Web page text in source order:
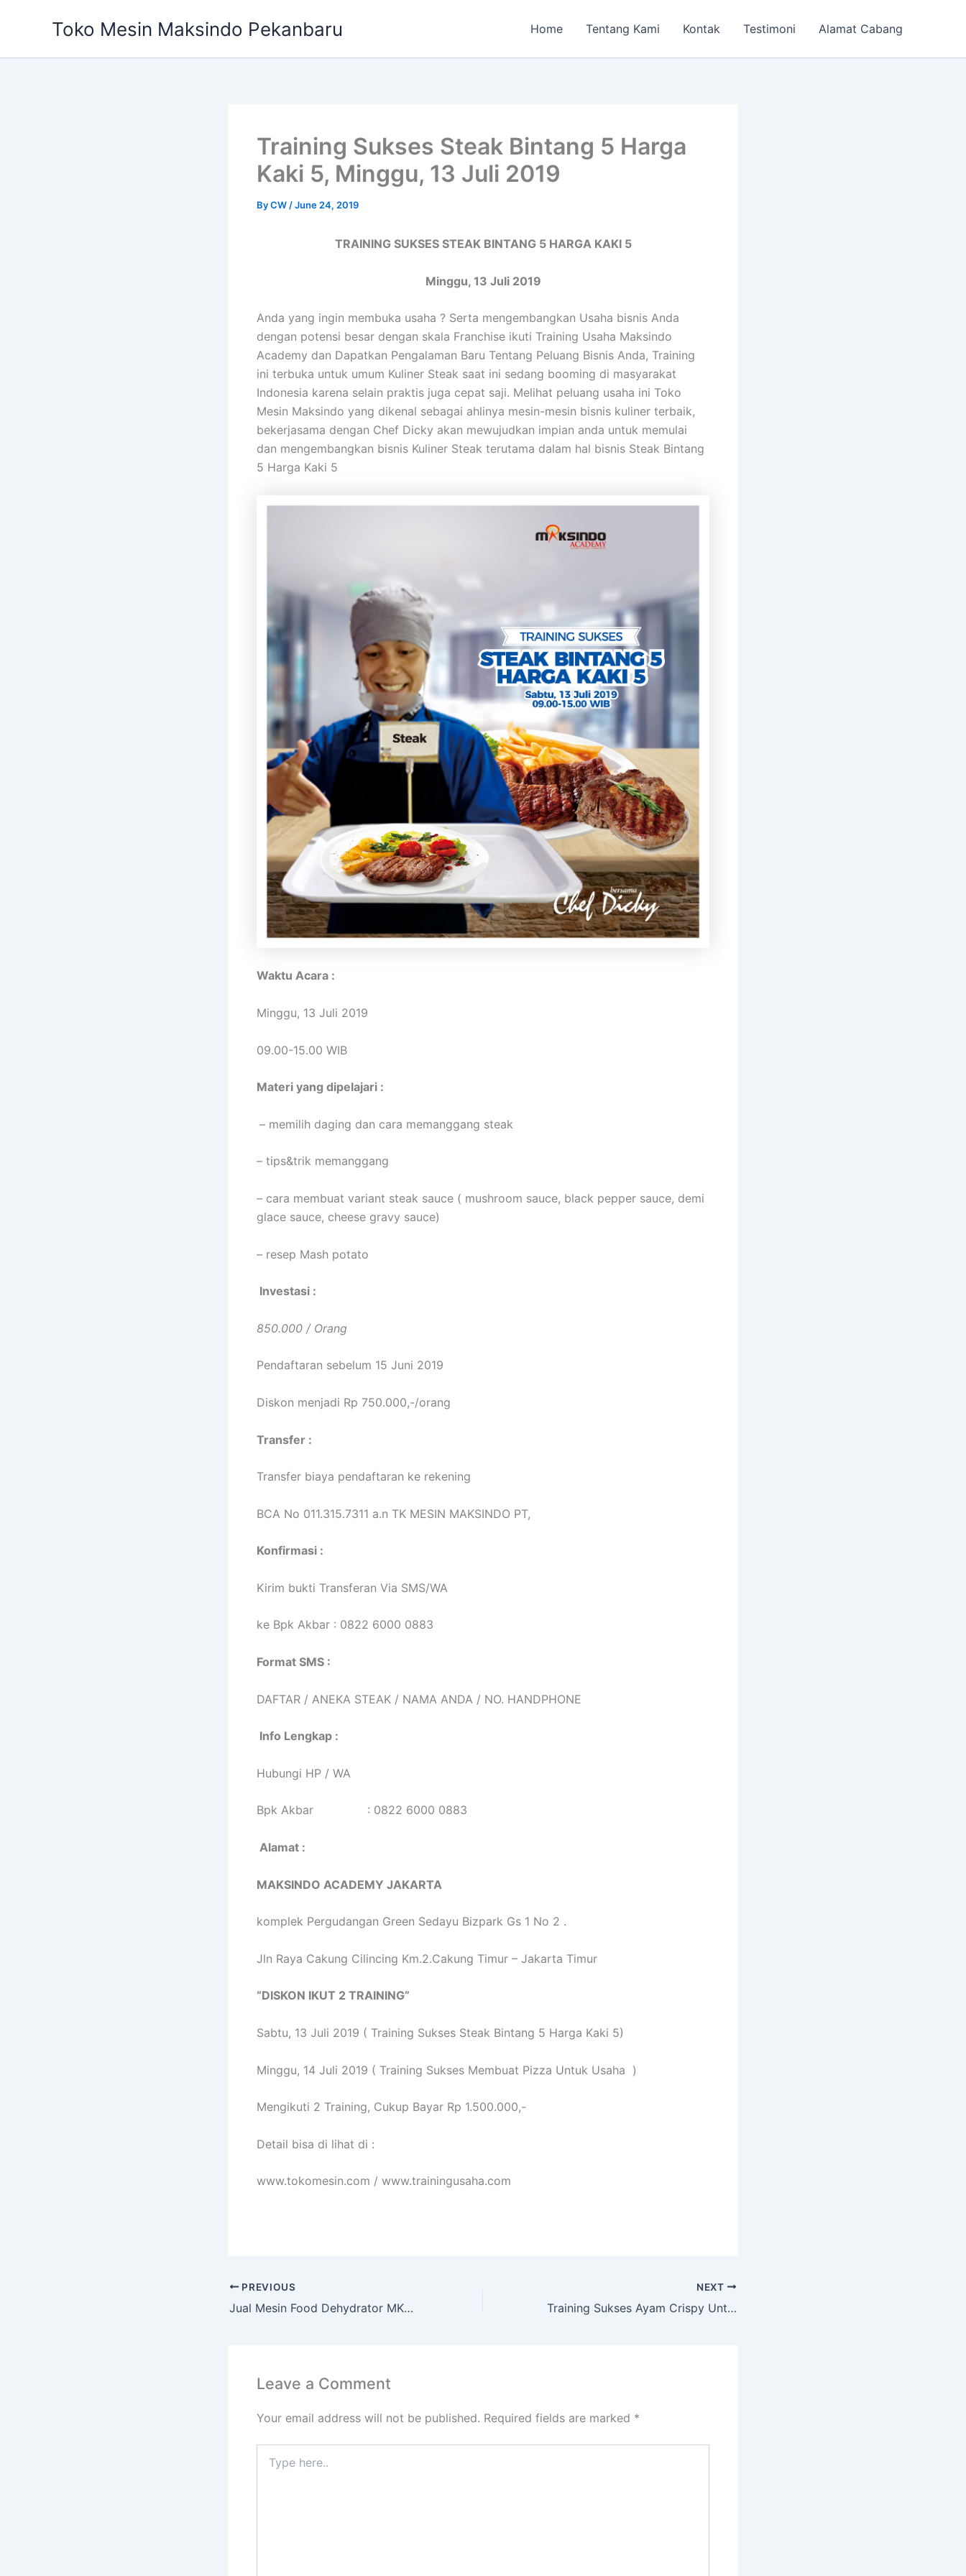
Toko Mesin Maksindo Pekanbaru Home Tentang Kami Kontak Testimoni Alamat Cabang
Training Sukses Steak Bintang 5 Harga
Kaki 5, Minggu, 13 Juli 2019
ByCW /June 24, 2019
TRAINING SUKSES STEAK BINTANG 5 HARGA KAKI 5
Minggu, 13 Juli 2019
Anda yang ingin membuka usaha ? Serta mengembangkan Usaha bisnis Anda
dengan potensi besar dengan skala Franchise ikuti Training Usaha Maksindo
Academy dan Dapatkan Pengalaman Baru Tentang Peluang Bisnis Anda, Training
ini terbuka untuk umum Kuliner Steak saat ini sedang booming di masyarakat
Indonesia karena selain praktis juga cepat saji. Melihat peluang usaha ini Toko
Mesin Maksindo yang dikenal sebagai ahlinya mesin-mesin bisnis kuliner terbaik,
bekerjasama dengan Chef Dicky akan mewujudkan impian anda untuk memulai
dan mengembangkan bisnis Kuliner Steak terutama dalam hal bisnis Steak Bintang
5 Harga Kaki 5
Waktu Acara :
Minggu, 13 Juli 2019
09.00-15.00 WIB
Materi yang dipelajari :
– memilih daging dan cara memanggang steak
– tips&trik memanggang
– cara membuat variant steak sauce ( mushroom sauce, black pepper sauce, demi
glace sauce, cheese gravy sauce)
– resep Mash potato
Investasi :
850.000 / Orang
Pendaftaran sebelum 15 Juni 2019
Diskon menjadi Rp 750.000,-/orang
Transfer :
Transfer biaya pendaftaran ke rekening
BCA No 011.315.7311 a.n TK MESIN MAKSINDO PT,
Konfirmasi :
Kirim bukti Transferan Via SMS/WA
ke Bpk Akbar : 0822 6000 0883
Format SMS :
DAFTAR / ANEKA STEAK / NAMA ANDA / NO. HANDPHONE
Info Lengkap :
Hubungi HP / WA
Bpk Akbar : 0822 6000 0883
Alamat :
MAKSINDO ACADEMY JAKARTA
komplek Pergudangan Green Sedayu Bizpark Gs 1 No 2 .
Jln Raya Cakung Cilincing Km.2.Cakung Timur – Jakarta Timur
“DISKON IKUT 2 TRAINING”
Sabtu, 13 Juli 2019 ( Training Sukses Steak Bintang 5 Harga Kaki 5)
Minggu, 14 Juli 2019 ( Training Sukses Membuat Pizza Untuk Usaha )
Mengikuti 2 Training, Cukup Bayar Rp 1.500.000,-
Detail bisa di lihat di :
www.tokomesin.com / www.trainingusaha.com
PREVIOUS
Jual Mesin Food Dehydrator MKS-DR6 di Pekanbaru
NEXT
Training Sukses Ayam Crispy Untuk Usaha, Sabtu 27 Juli 2019
Leave a Comment
Your email address will not be published. Required fields are marked *
here..